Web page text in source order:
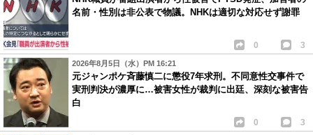
名前・性別は非公表で物議。NHKは適切な対応せず謝罪
0 3
2026年8月5日（水）PM 16:21
元ジャンポケ斉藤慎二に懲役7年求刑。不同意性交事件で
実刑判決が濃厚に…被害女性が裁判に出廷、深刻な被害告
白
0 3